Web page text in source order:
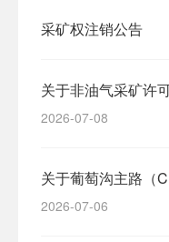
采矿权注销公告
关于非油气采矿许
2026-07-08
关于葡萄沟主路（
2026-07-06